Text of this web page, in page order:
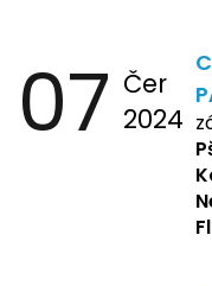
07 Čer
2024